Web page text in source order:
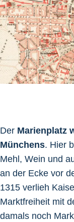
Der Marienplatz
Münchens. Hier
Mehl, Wein und
an der Ecke vor
1315 verlieh
Marktfreiheit mit
damals noch